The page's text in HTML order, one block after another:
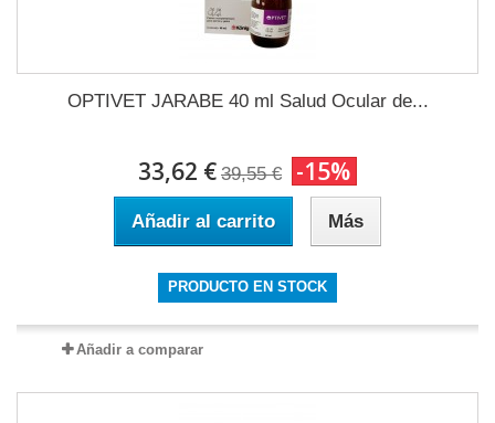
OPTIVET JARABE 40 ml Salud Ocular de...
33,62 € 39,55 € -15%
Añadir al carrito Más
PRODUCTO EN STOCK
Añadir a comparar